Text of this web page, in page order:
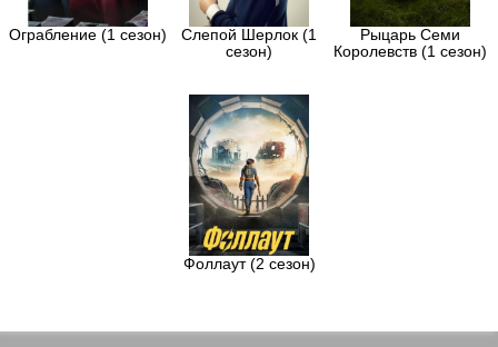
Ограбление (1 сезон)
Слепой Шерлок (1
сезон)
Рыцарь Семи
Королевств (1 сезон)
Фоллаут (2 сезон)